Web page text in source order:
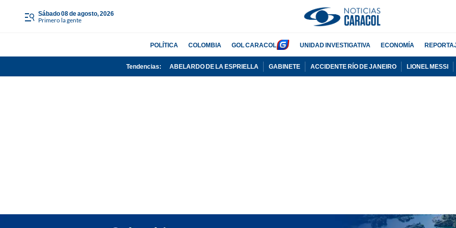
sábado 08 de agosto, 2026
Primero la gente
POLÍTICA COLOMBIA GOL CARACOL UNIDAD INVESTIGATIVA ECONOMÍA
Tendencias: ABELARDO DE LA ESPRIELLA GABINETE ACCIDENTE RÍO DE JANEIRO LIONEL MESSI